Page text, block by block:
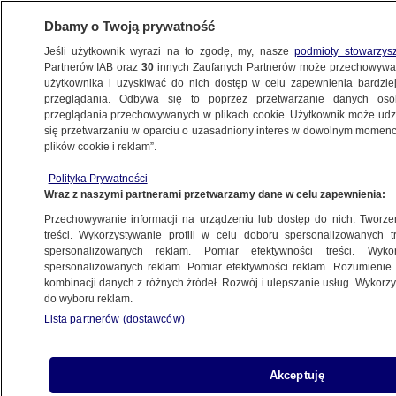
BIZNES
MOTO
została zhakowana
3.10.2016, 15:38
Udostępnij
Amerykański producent samochodów
nadszedł po fali krytyki wywołanej serią
Dbamy o Twoją prywatność
Jeśli użytkownik wyrazi na to zgodę, my, naszepodmioty
Partnerów IAB oraz30 innych Zaufanych Partnerów może
użytkownika i uzyskiwać do nich dostęp w celu zapewnienia
przeglądania. Odbywa się to poprzez przetwarzanie danych
przeglądania przechowywanych w plikach cookie. Użytkownik może
się przetwarzaniu w oparciu o uzasadniony interes w dowolnym
plików cookie i reklam”.
Polityka Prywatności
Wraz z naszymi partnerami przetwarzamy dane w celu zapewnienia:
Przechowywanie informacji na urządzeniu lub dostęp do nich.
treści. Wykorzystywanie profili w celu doboru spersonalizowanych
spersonalizowanych reklam. Pomiar efektywności treści.
spersonalizowanych reklam. Pomiar efektywności reklam.
kombinacji danych z różnych źródeł. Rozwój i ulepszanie usług.
do wyboru reklam.
Lista partnerów (dostawców)
Akceptuję